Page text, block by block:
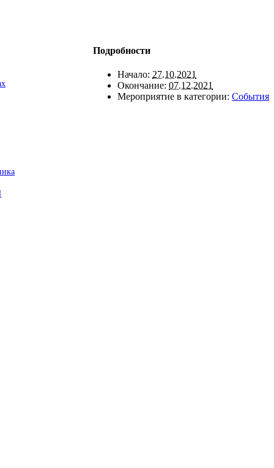
Подробности
Начало: 27.10.2021
Окончание: 07.12.2021
Мероприятие в категории: События